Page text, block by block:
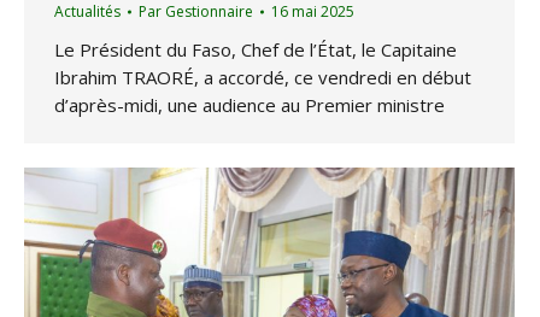
Actualités Par Gestionnaire 16 mai 2025
Le Président du Faso, Chef de l’État, le Capitaine
Ibrahim TRAORÉ, a accordé, ce vendredi en début
d’après-midi, une audience au Premier ministre